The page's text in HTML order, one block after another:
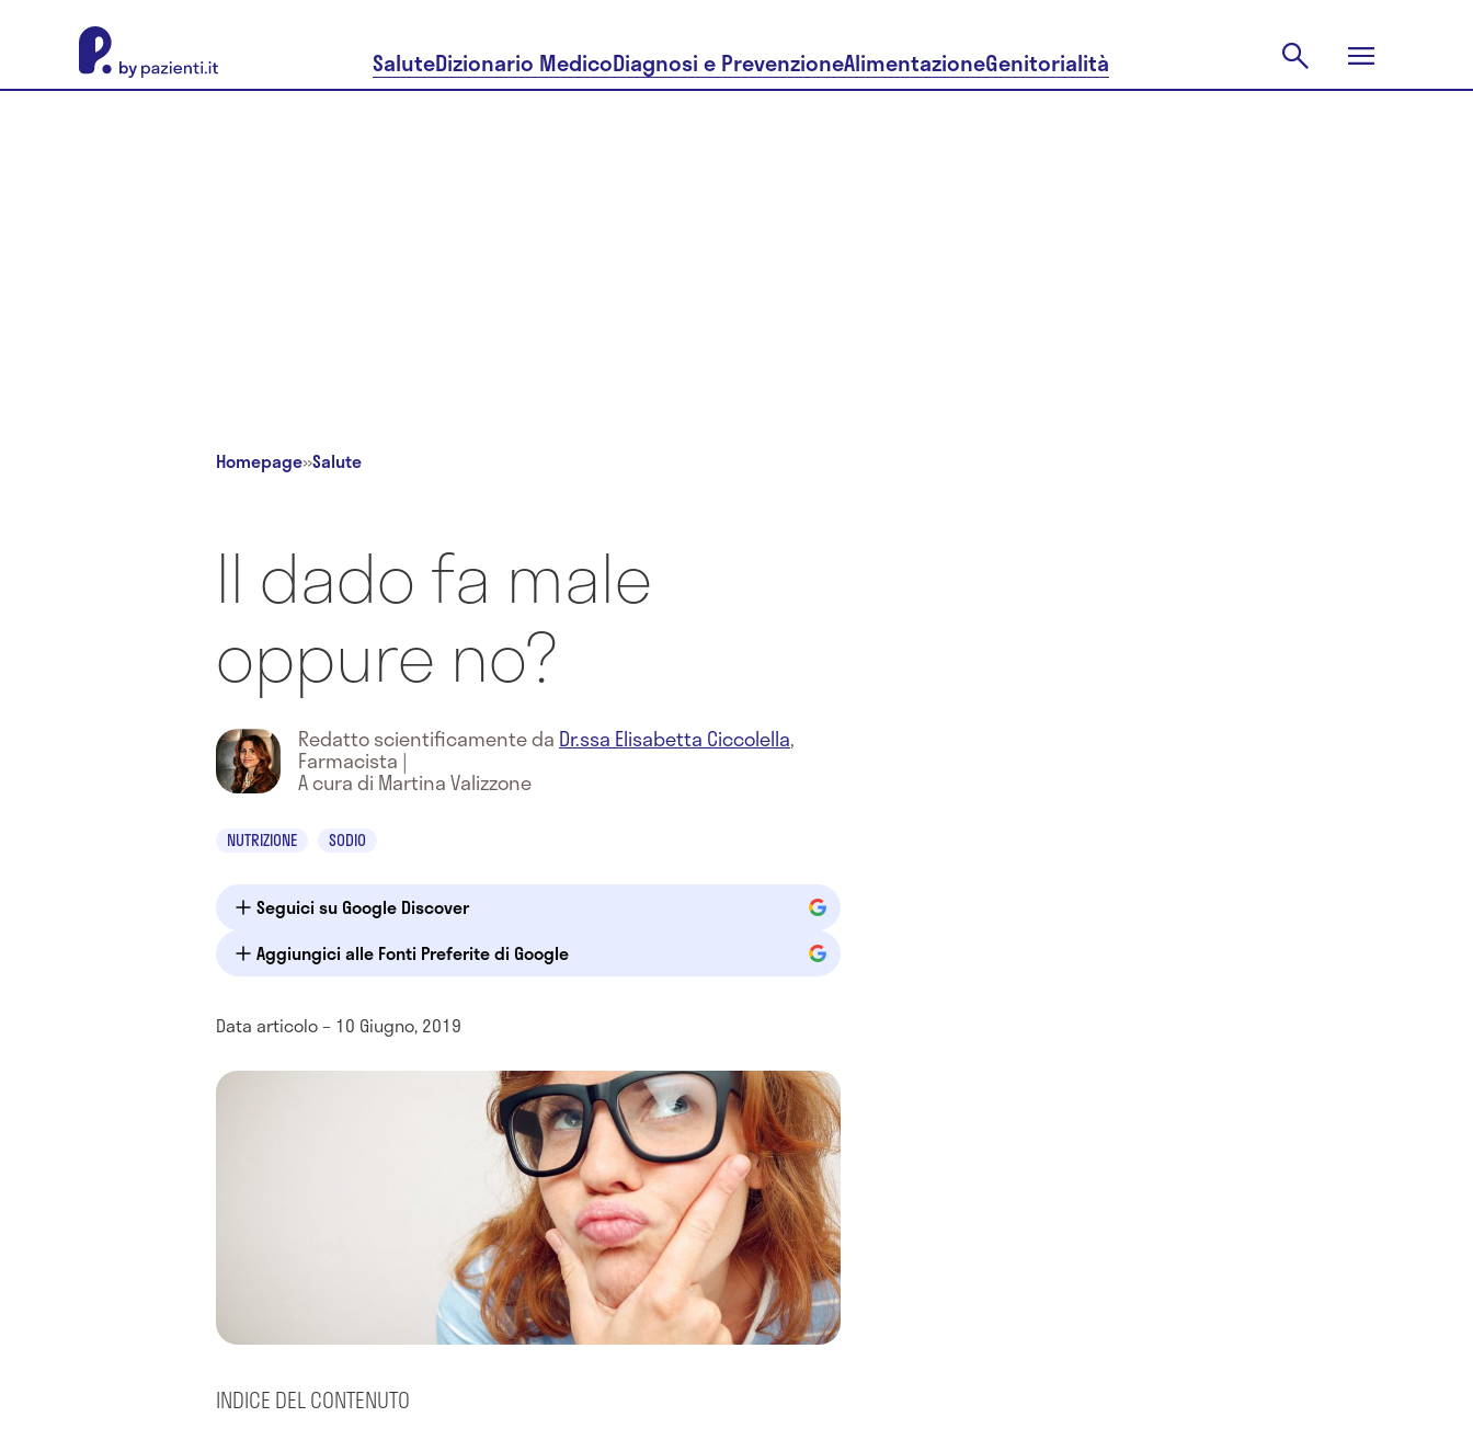
SaluteDizionario MedicoDiagnosi e PrevenzioneAlimentazioneGenitorialità
Homepage»Salute
Il dado fa male
oppure no?
Redatto scientificamente da Dr.ssa Elisabetta Ciccolella,
Farmacista |
A cura di Martina Valizzone
NUTRIZIONE SODIO
Seguici su Google Discover
Aggiungici alle Fonti Preferite di Google
Data articolo – 10 Giugno, 2019
INDICE DEL CONTENUTO